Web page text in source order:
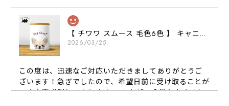
【 チワワ スムース 毛色6色 】 キャニスター 保存容器 お家用 プレゼント 犬 ペット うちの子 犬グッズ
2026/03/25
この度は、迅速なご対応いただきましてありがとうご
ざいます！急ぎでしたので、希望日前に受け取ることが
でき大変感謝しております！ またぜひ今後ともよろし